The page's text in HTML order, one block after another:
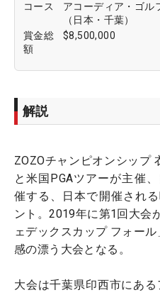
コース
アコーディア・ゴル
（日本・千葉）
賞金総
額
$8,500,000
解説
ZOZOチャンピオンシップ
と米国PGAツアーが主催
催する、日本で開催され
ント。2019年に第1回大会
ェデックスカップ フォー
感の漂う大会となる。
大会は千葉県印西市にあ